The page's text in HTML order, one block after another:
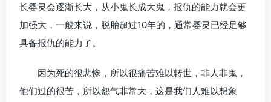
长婴灵会逐渐长大，从小鬼长成大鬼，报仇的能力就会更
加强大，一般来说，脱胎超过10年的，通常婴灵已经足够
具备报仇的能力了。
因为死的很悲惨，所以很痛苦难以转世，非人非鬼，
他们过的很苦，所以怨气非常大，这是我们人难以想象